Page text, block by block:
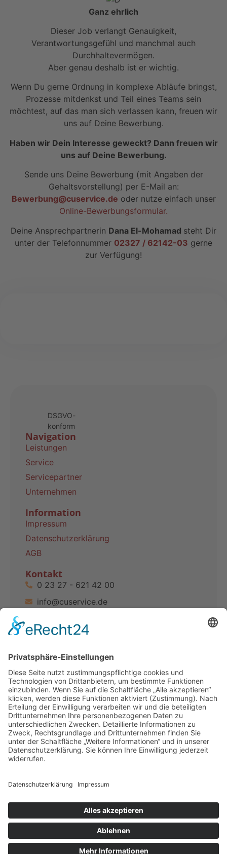
Ganz ehrlich
Dieser Job verlangt Genauigkeit,
Verantwortungsgefühl und manchmal auch
Durchhaltevermögen.
Aber genau deshalb ist er wichtig.
Wenn Du gerne Ordnung in komplexe Abläufe bringst,
Prozesse mitdenkst und Teil eines Teams sein
möchtest, auf das man sich verlassen kann, freuen wir
uns auf Deine Bewerbung.
Haben wir Dein Interesse geweckt? Dann freuen wir
uns auf Deine Bewerbung.
Sende uns Deine Bewerbung (mit Angaben der
Gehaltsvorstellung) per E-Mail an:
Bewerbung@cuservice.de oder nutze einfach unser
Online-Bewerbungsformular.
Deine Ansprechpartnerin Dana El-Mohamad steht Dir
unter der Telefonnummer 02327 / 62142-03 gerne
zur Verfügung!
DSGVO-
konform
Navigation
Leistungen
Service
Servicepartner
Unternehmen
Information
Impressum
Datenschutzerklärung
AGB
Kontakt
0 23 27 - 621 42 00
info@cuservice.de
Copyright © 2025 CareUnit Service